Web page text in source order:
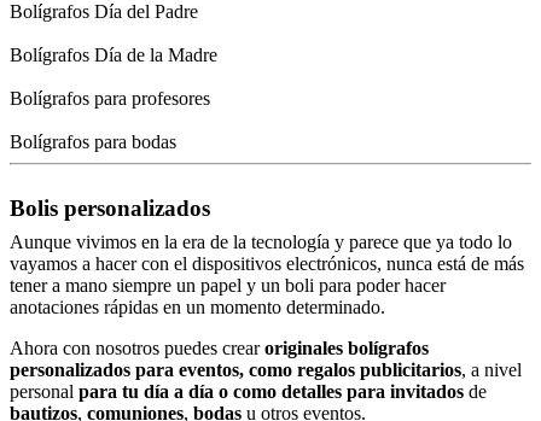
Bolígrafos Día del Padre
Bolígrafos Día de la Madre
Bolígrafos para profesores
Bolígrafos para bodas
Bolis personalizados
Aunque vivimos en la era de la tecnología y parece que ya todo lo
vayamos a hacer con el dispositivos electrónicos, nunca está de más
tener a mano siempre un papel y un boli para poder hacer
anotaciones rápidas en un momento determinado.
Ahora con nosotros puedes crearoriginales bolígrafos
personalizados para eventos, como regalos publicitarios, a nivel
personal para tu día a día o como detalles para invitados de
bautizos, comuniones, bodas u otros eventos.